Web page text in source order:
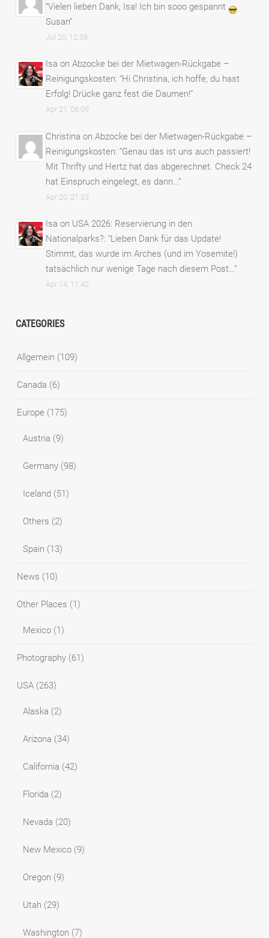
“Vielen lieben Dank, Isa! Ich bin sooo gespannt
Susan”
Jul 20, 12:38
Isa onAbzocke bei der Mietwagen-Rückgabe –
Reinigungskosten: “Hi Christina, ich hoffe, du hast
Erfolg! Drücke ganz fest die Daumen!”
Apr 21, 08:09
Christina onAbzocke bei der Mietwagen-Rückgabe –
Reinigungskosten: “Genau das ist uns auch passiert!
Mit Thrifty und Hertz hat das abgerechnet. Check 24
hat Einspruch eingelegt, es dann…”
Apr 20, 21:33
Isa on USA 2026: Reservierung in den
Nationalparks?: “Lieben Dank für das Update!
Stimmt, das wurde im Arches (und im Yosemite!)
tatsächlich nur wenige Tage nach diesem Post…”
Apr 14, 11:42
CATEGORIES
Allgemein (109)
Canada (6)
Europe (175)
Austria (9)
Germany (98)
Iceland (51)
Others (2)
Spain (13)
News (10)
Other Places (1)
Mexico (1)
Photography (61)
USA (263)
Alaska (2)
Arizona (34)
California (42)
Florida (2)
Nevada (20)
New Mexico (9)
Oregon (9)
Utah (29)
Washington (7)